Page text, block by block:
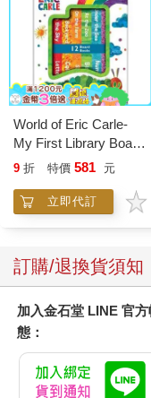
World of Eric Carle-
My First Library Board
Book Block Set
9 折 特價 581 元
立即代訂
訂購/退換貨須知
加入金石堂 LINE 官
態：